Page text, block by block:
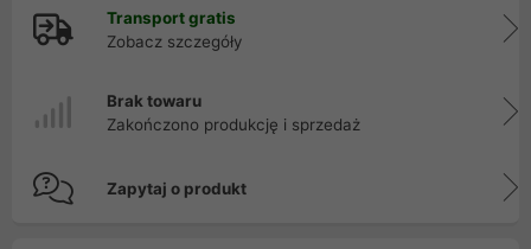
Transport gratis
Zobacz szczegóły
Brak towaru
Zakończono produkcję i sprzedaż
Zapytaj o produkt